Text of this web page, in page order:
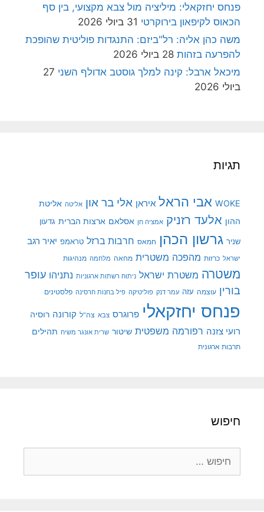
פנחס יחזקאלי: מיליציה מול צבא מקצועי, בין סף
הכאוס לקיפאון בירוקרטי 31 ביולי 2026
משה כהן אליה: רל"ביזם: התנגדות פוליטית שהופכת
להפרעה בזהות 28 ביולי 2026
מיכאל ארבל: קינה למלך גוסטב אדולף השני 27
ביולי 2026
תגיות
WOKE אבי הראל איראן אלי בר און אליטה אליטת
ההון אלעד רזניק אמציה חן אסלאם ארצות הברית גדעון
שניר גרשון הכהן חמאס חרבות ברזל טראמפ יאיר רגב
ישראל כרזות מהפכה משטרית מחאה מלחמה מנהיגות
משטרה משטרת ישראל ניתוח רשתות ארגוניות נתניהו עופר
בורין עוצמה עזה עמר דנק פוליטיקה פיל בחנות חרסינה פלסטינים
פנחס יחזקאלי פרוגרס צבא צה"ל קורונה רוסיה
רועי צזנה רפורמה משפטית שיטור שרית אונגר משיח תהילים
תרבות ארגונית
חיפוש